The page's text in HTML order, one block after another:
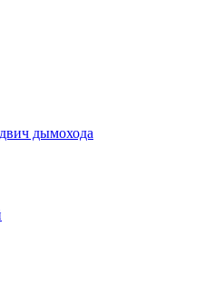
дымохода